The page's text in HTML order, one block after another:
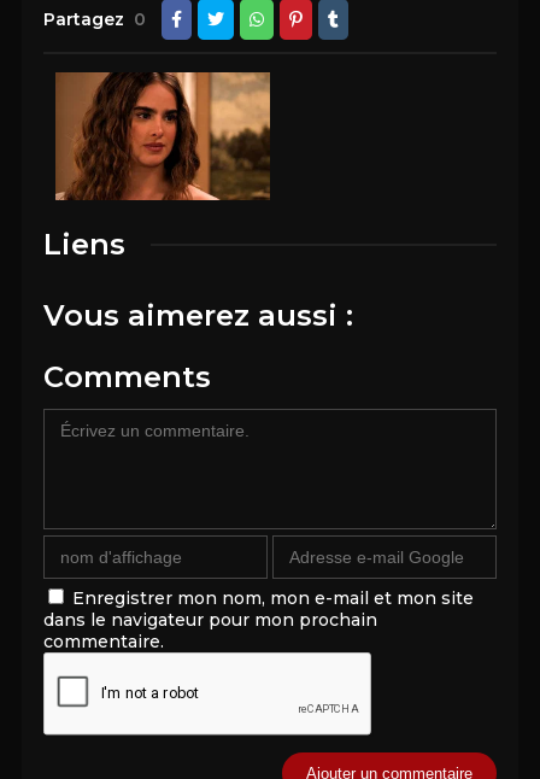
Partagez 0
Liens
Vous aimerez aussi :
Comments
Enregistrer mon nom, mon e-mail et mon site
dans le navigateur pour mon prochain
commentaire.